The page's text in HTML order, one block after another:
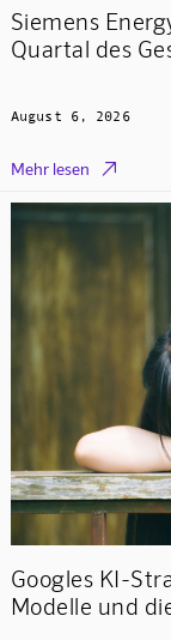
Siemens
Quartal des
August 6, 2026
Mehr lesen 
Googles KI-
Modelle und